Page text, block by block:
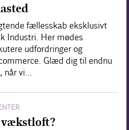
fællesskab eksklusivt
Industri. Her mødes
udfordringer og
Glæd dig til endnu
når vi…
vækstloft?